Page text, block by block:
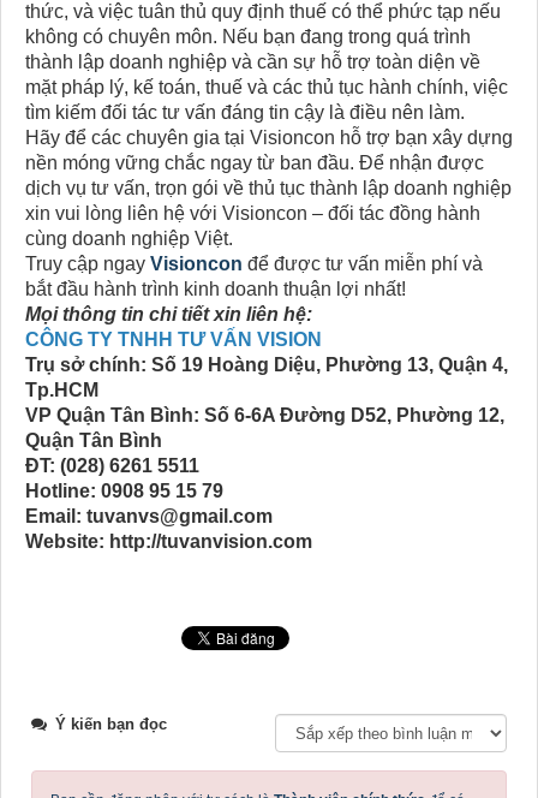
thức, và việc tuân thủ quy định thuế có thể phức tạp nếu
không có chuyên môn. Nếu bạn đang trong quá trình
thành lập doanh nghiệp và cần sự hỗ trợ toàn diện về
mặt pháp lý, kế toán, thuế và các thủ tục hành chính, việc
tìm kiếm đối tác tư vấn đáng tin cậy là điều nên làm.
Hãy để các chuyên gia tại Visioncon hỗ trợ bạn xây dựng
nền móng vững chắc ngay từ ban đầu. Để nhận được
dịch vụ tư vấn, trọn gói về thủ tục thành lập doanh nghiệp
xin vui lòng liên hệ với Visioncon – đối tác đồng hành
cùng doanh nghiệp Việt.
Truy cập ngay Visioncon để được tư vấn miễn phí và
bắt đầu hành trình kinh doanh thuận lợi nhất!
Mọi thông tin chi tiết xin liên hệ:
CÔNG TY TNHH TƯ VẤN VISION
Trụ sở chính: Số 19 Hoàng Diệu, Phường 13, Quận 4,
Tp.HCM
VP Quận Tân Bình: Số 6-6A Đường D52, Phường 12,
Quận Tân Bình
ĐT: (028) 6261 5511
Hotline: 0908 95 15 79
Email: tuvanvs@gmail.com
Website: http://tuvanvision.com
Ý kiến bạn đọc